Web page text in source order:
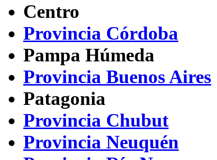
Centro
Provincia Córdoba
Pampa Húmeda
Provincia Buenos Aires
Patagonia
Provincia Chubut
Provincia Neuquén